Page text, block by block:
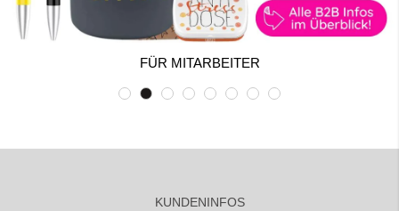
FÜR MITARBEITER
KUNDENINFOS